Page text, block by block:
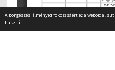
A böngészési élményed fokozásáért ez a weboldal
használ.